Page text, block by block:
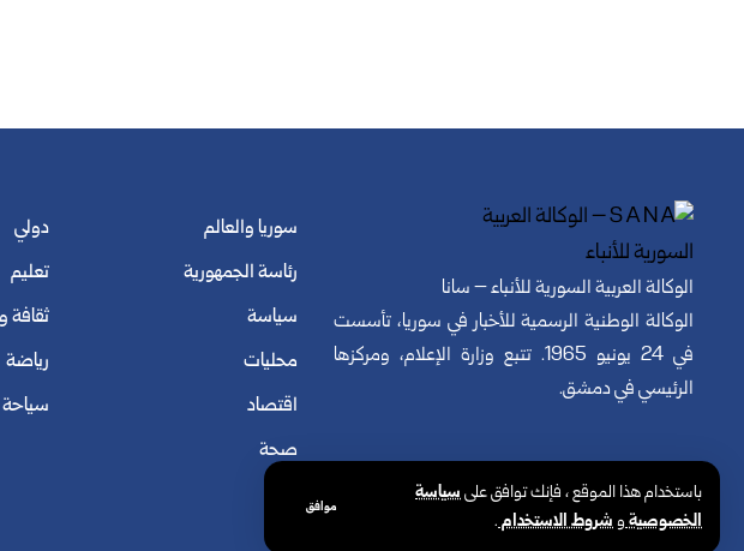
باستخدام هذا الموقع ، فإنك توافق علىسياسة
الخصوصيةوشروط الاستخدام.
موافق
الوكالة العربية السورية للأنباء – سانا
الوكالة الوطنية الرسمية للأخبار في سوريا، تأسست
في 24 يونيو 1965. تتبع وزارة الإعلام، ومركزها
الرئيسي في دمشق.
سوريا والعالم
رئاسة الجمهورية
سياسة
محليات
اقتصاد
صحة
دولي
تعليم
ثقافة
رياضة
سياحة